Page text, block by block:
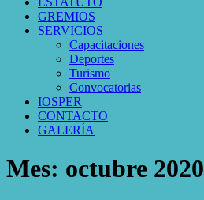
GREMIOS
SERVICIOS
Capacitaciones
Deportes
Turismo
Convocatorias
IOSPER
CONTACTO
GALERÍA
Mes: octubre 2020